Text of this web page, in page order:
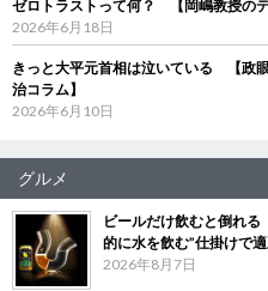
ゼロトラストって何？ 【岡嶋教授のデ
2026年6月18日
きっと大平元首相は泣いている 【政
治コラム】
2026年6月10日
グルメ
ビールだけ飲むと倒れ
的に水を飲む”仕掛けで
2026年8月7日